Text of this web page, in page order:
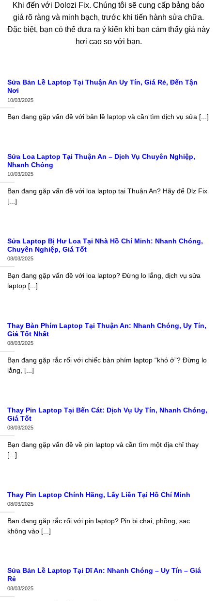
Khi đến với Dolozi Fix. Chúng tôi sẽ cung cấp bảng báo
giá rõ ràng và minh bạch, trước khi tiến hành sửa chữa.
Đặc biệt, bạn có thể đưa ra ý kiến khi bạn cảm thấy giá này
hơi cao so với bạn.
Sửa Bản Lề Laptop Tại Thuận An Uy Tín, Giá Rẻ, Đến Tận
Nơi
10/03/2025
Bạn đang gặp vấn đề với bản lề laptop và cần tìm dịch vụ sửa [...]
Sửa Loa Laptop Tại Thuận An – Dịch Vụ Chuyên Nghiệp,
Nhanh Chóng
10/03/2025
Bạn đang gặp vấn đề với loa laptop tại Thuận An? Hãy để Dlz Fix
[...]
Sửa Laptop Bị Hư Loa Tại Nhà Hồ Chí Minh: Nhanh Chóng,
Chuyên Nghiệp, Giá Tốt
08/03/2025
Bạn đang gặp vấn đề với loa laptop? Đừng lo lắng, dịch vụ sửa
laptop [...]
Thay Bàn Phím Laptop Tại Thuận An: Nhanh Chóng, Uy Tín,
Giá Tốt Nhất
08/03/2025
Bạn đang gặp rắc rối với chiếc bàn phím laptop “khó ở”? Đừng lo
lắng, [...]
Thay Pin Laptop Tại Bến Cát: Dịch Vụ Uy Tín, Nhanh Chóng,
Giá Tốt
08/03/2025
Bạn đang gặp vấn đề về pin laptop và cần tìm một địa chỉ thay
[...]
Thay Pin Laptop Chính Hãng, Lấy Liền Tại Hồ Chí Minh
08/03/2025
Bạn đang gặp rắc rối với pin laptop? Pin bị chai, phồng, sạc
không vào [...]
Sửa Bản Lề Laptop Tại Dĩ An: Nhanh Chóng – Uy Tín – Giá
Rẻ
08/03/2025